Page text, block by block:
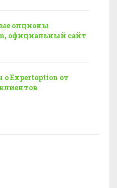
опционы
официальный сайт
Expertoption от